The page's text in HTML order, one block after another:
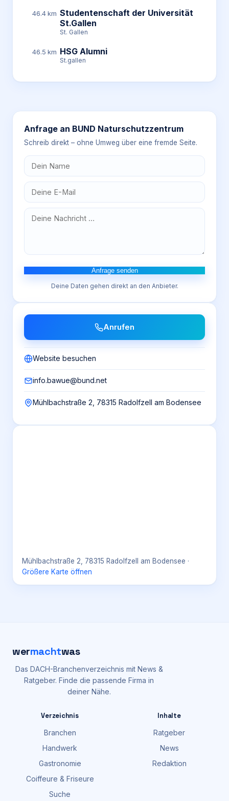
46.4 km Studentenschaft der Universität
St.Gallen
St. Gallen
46.5 km HSG Alumni
St.gallen
Anfrage an BUND Naturschutzzentrum
Schreib direkt – ohne Umweg über eine fremde Seite.
Anfrage senden
Deine Daten gehen direkt an den Anbieter.
Anrufen
Website besuchen
info.bawue@bund.net
Mühlbachstraße 2, 78315 Radolfzell am Bodensee
Mühlbachstraße 2, 78315 Radolfzell am Bodensee ·
Größere Karte öffnen
wermachtwas
Das DACH-Branchenverzeichnis mit News &
Ratgeber. Finde die passende Firma in
deiner Nähe.
Verzeichnis
Branchen
Handwerk
Gastronomie
Coiffeure & Friseure
Suche
Inhalte
Ratgeber
News
Redaktion